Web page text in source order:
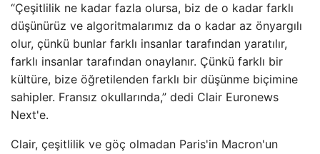
“Çeşitlilik ne kadar fazla olursa, biz de o kadar farklı
düşünürüz ve algoritmalarımız da o kadar az önyargılı
olur, çünkü bunlar farklı insanlar tarafından yaratılır,
farklı insanlar tarafından onaylanır. Çünkü farklı bir
kültüre, bize öğretilenden farklı bir düşünme biçimine
sahipler. Fransız okullarında,” dedi Clair Euronews
Next'e.
Clair, çeşitlilik ve göç olmadan Paris'in Macron'un